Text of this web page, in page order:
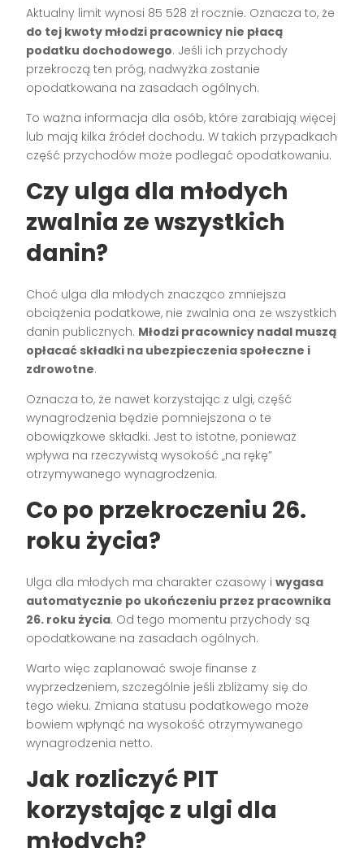
Aktualny limit wynosi 85 528 zł rocznie. Oznacza to, że
do tej kwoty młodzi pracownicy nie płacą
podatku dochodowego. Jeśli ich przychody
przekroczą ten próg, nadwyżka zostanie
opodatkowana na zasadach ogólnych.
To ważna informacja dla osób, które zarabiają więcej
lub mają kilka źródeł dochodu. W takich przypadkach
część przychodów może podlegać opodatkowaniu.
Czy ulga dla młodych
zwalnia ze wszystkich
danin?
Choć ulga dla młodych znacząco zmniejsza
obciążenia podatkowe, nie zwalnia ona ze wszystkich
danin publicznych. Młodzi pracownicy nadal muszą
opłacać składki na ubezpieczenia społeczne i
zdrowotne.
Oznacza to, że nawet korzystając z ulgi, część
wynagrodzenia będzie pomniejszona o te
obowiązkowe składki. Jest to istotne, ponieważ
wpływa na rzeczywistą wysokość „na rękę”
otrzymywanego wynagrodzenia.
Co po przekroczeniu 26.
roku życia?
Ulga dla młodych ma charakter czasowy iwygasa
automatycznie po ukończeniu przez pracownika
26. roku życia. Od tego momentu przychody są
opodatkowane na zasadach ogólnych.
Warto więc zaplanować swoje finanse z
wyprzedzeniem, szczególnie jeśli zbliżamy się do
tego wieku. Zmiana statusu podatkowego może
bowiem wpłynąć na wysokość otrzymywanego
wynagrodzenia netto.
Jak rozliczyć PIT
korzystając z ulgi dla
młodych?